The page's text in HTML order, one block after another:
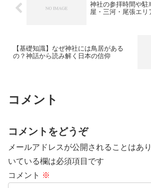
神社の参拝時間や駐
屋・三河・尾張エリ
【基礎知識】なぜ神社には鳥居がある
の？神話から読み解く日本の信仰
コメント
コメントをどうぞ
メールアドレスが公開されることはあり
いている欄は必須項目です
コメント ※